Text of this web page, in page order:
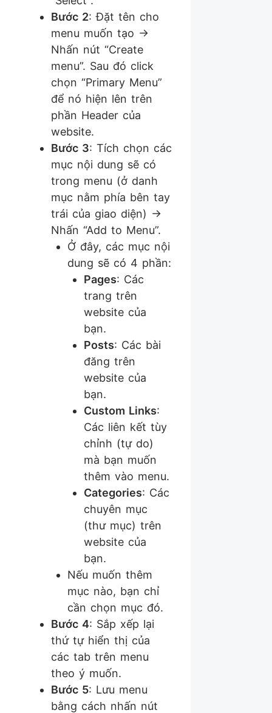
Bước 2: Đặt tên cho
menu muốn tạo ->
Nhấn nút “Create
menu”. Sau đó click
chọn “Primary Menu”
để nó hiện lên trên
phần Header của
website.
Bước 3: Tích chọn các
mục nội dung sẽ có
trong menu (ở danh
mục nằm phía bên tay
trái của giao diện) ->
Nhấn “Add to Menu”.
Ở đây, các mục nội
dung sẽ có 4 phần:
Pages: Các
trang trên
website của
bạn.
Posts: Các bài
đăng trên
website của
bạn.
Custom Links:
Các liên kết tùy
chỉnh (tự do)
mà bạn muốn
thêm vào menu.
Categories: Các
chuyên mục
(thư mục) trên
website của
bạn.
Nếu muốn thêm
mục nào, bạn chỉ
cần chọn mục đó.
Bước 4: Sắp xếp lại
thứ tự hiển thị của
các tab trên menu
theo ý muốn.
Bước 5: Lưu menu
bằng cách nhấn nút